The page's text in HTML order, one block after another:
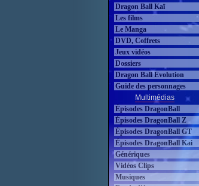
Dragon Ball Kaï
Les films
Le Manga
DVD, Coffrets
Jeux vidéos
Dossiers
Dragon Ball Evolution
Guide des personnages
Multimédias
Épisodes DragonBall
Épisodes DragonBall Z
Épisodes DragonBall GT
Épisodes DragonBall Kai
Génériques
Vidéos Clips
Musiques